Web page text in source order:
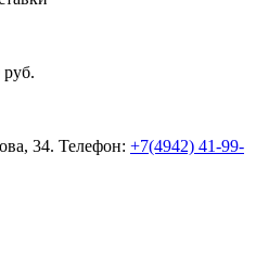
руб.
34. Телефон: +7(4942) 41-99-